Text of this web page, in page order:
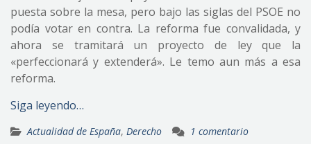
puesta sobre la mesa, pero bajo las siglas del PSOE no
podía votar en contra. La reforma fue convalidada, y
ahora se tramitará un proyecto de ley que la
«perfeccionará y extenderá». Le temo aun más a esa
reforma.
Siga leyendo…
Actualidad de España, Derecho 1 comentario